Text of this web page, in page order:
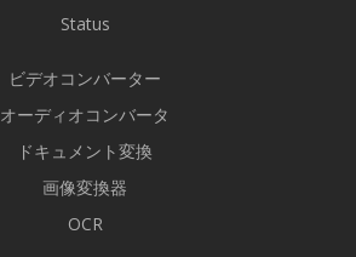
Status
ビデオコンバーター
オーディオコンバータ
ドキュメント変換
画像変換器
OCR